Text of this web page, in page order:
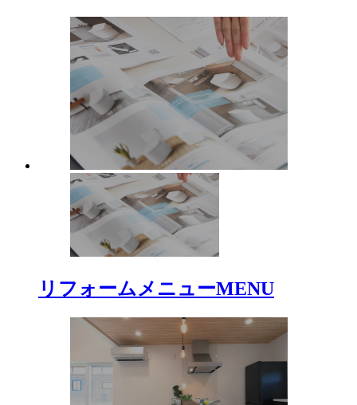
リフォームメニューMENU